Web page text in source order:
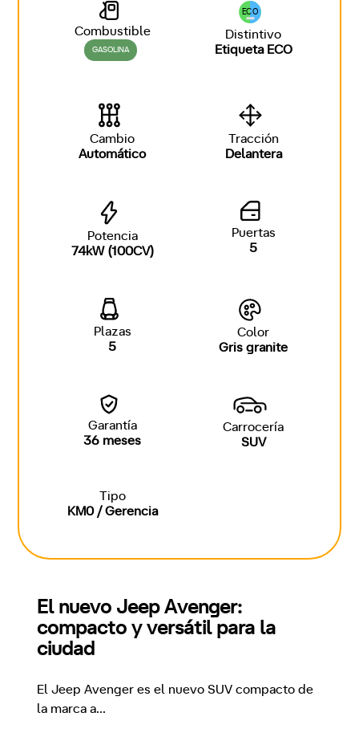
Combustible
GASOLINA
ECO
Distintivo
Etiqueta ECO
Cambio
Automático
Tracción
Delantera
Potencia
74kW (100CV)
Puertas
5
Plazas
5
Color
Gris granite
Garantía
36 meses
Carrocería
SUV
Tipo
KM0 / Gerencia
El nuevo Jeep Avenger:
compacto y versátil para la
ciudad
El Jeep Avenger es el nuevo SUV compacto de
la marca a...